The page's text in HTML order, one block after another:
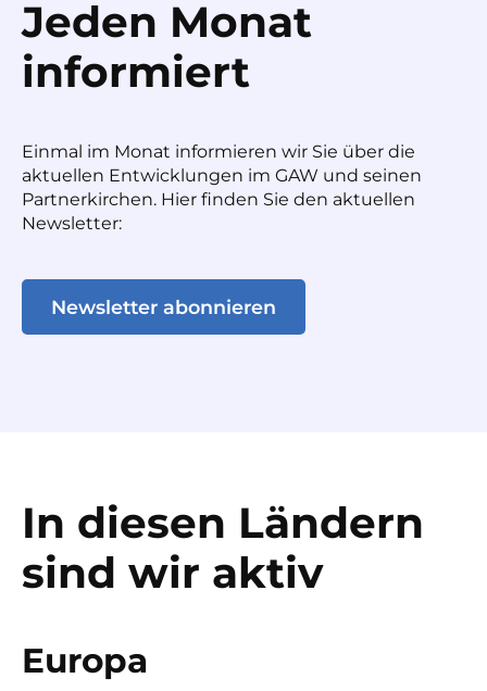
Jeden Monat
informiert
Einmal im Monat informieren wir Sie über die
aktuellen Entwicklungen im GAW und seinen
Partnerkirchen. Hier finden Sie den aktuellen
Newsletter:
Newsletter abonnieren
In diesen Ländern
sind wir aktiv
Europa